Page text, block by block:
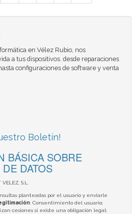
en Vélez Rubio, nos
a tus dispositivos. desde reparaciones
configuraciones de software y venta
Boletín!
BÁSICA SOBRE
DATOS
S.L.
planteadas por el usuario y enviarle
: Consentimiento del usuario;
cesiones si existe una obligación legal;